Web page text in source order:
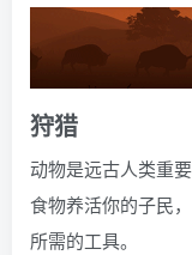
狩猎
动物是远古人类重
食物养活你的子民
所需的工具。